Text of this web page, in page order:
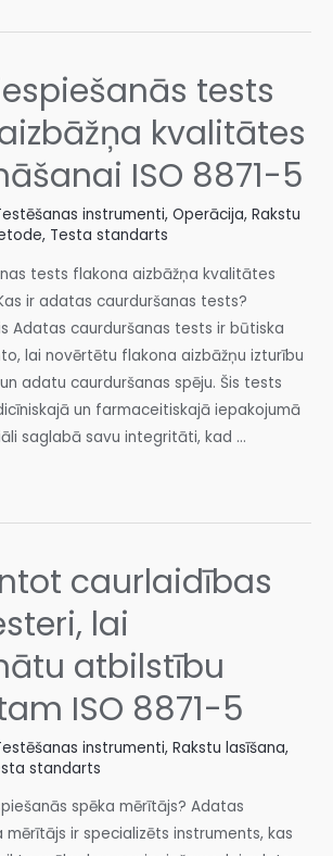
tests
kvalitātes
ISO 8871-5
instrumenti, Operācija, Rakstu
, Testa standarts
tests flakona aizbāžņa kvalitātes
ir adatas caurduršanas tests?
Adatas caurduršanas tests ir būtiska
lai novērtētu flakona aizbāžņu izturību
adatu caurduršanas spēju. Šis tests
un farmaceitiskajā iepakojumā
saglabā savu integritāti, kad …
caurlaidības
lai
atbilstību
ISO 8871-5
instrumenti, Rakstu lasīšana,
standarts
spēka mērītājs? Adatas
mērītājs ir specializēts instruments, kas